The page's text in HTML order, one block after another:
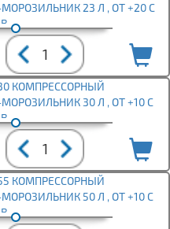
23 Л , ОТ +20 С
30 КОМПРЕССОРНЫЙ
30 Л , ОТ +10 С
55 КОМПРЕССОРНЫЙ
50 Л , ОТ +10 С